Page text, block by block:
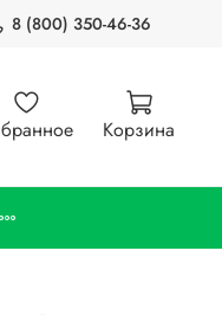
8 (800) 350-46-36
Корзина